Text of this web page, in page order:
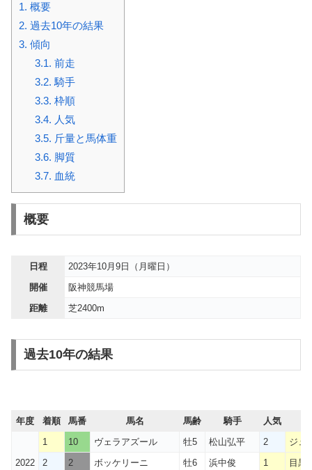
1. 概要
2. 過去10年の結果
3. 傾向
3.1. 前走
3.2. 騎手
3.3. 枠順
3.4. 人気
3.5. 斤量と馬体重
3.6. 脚質
3.7. 血統
概要
日程
2023年10月9日（月曜日）
開催
阪神競馬場
距離
芝2400m
過去10年の結果
年度 着順 馬番 馬名 馬齢 騎手 人気
2022
1 10 ヴェラアズール 牡5 松山弘平 2
ジュ
2
2 ボッケリーニ 牡6 浜中俊 1
目黒